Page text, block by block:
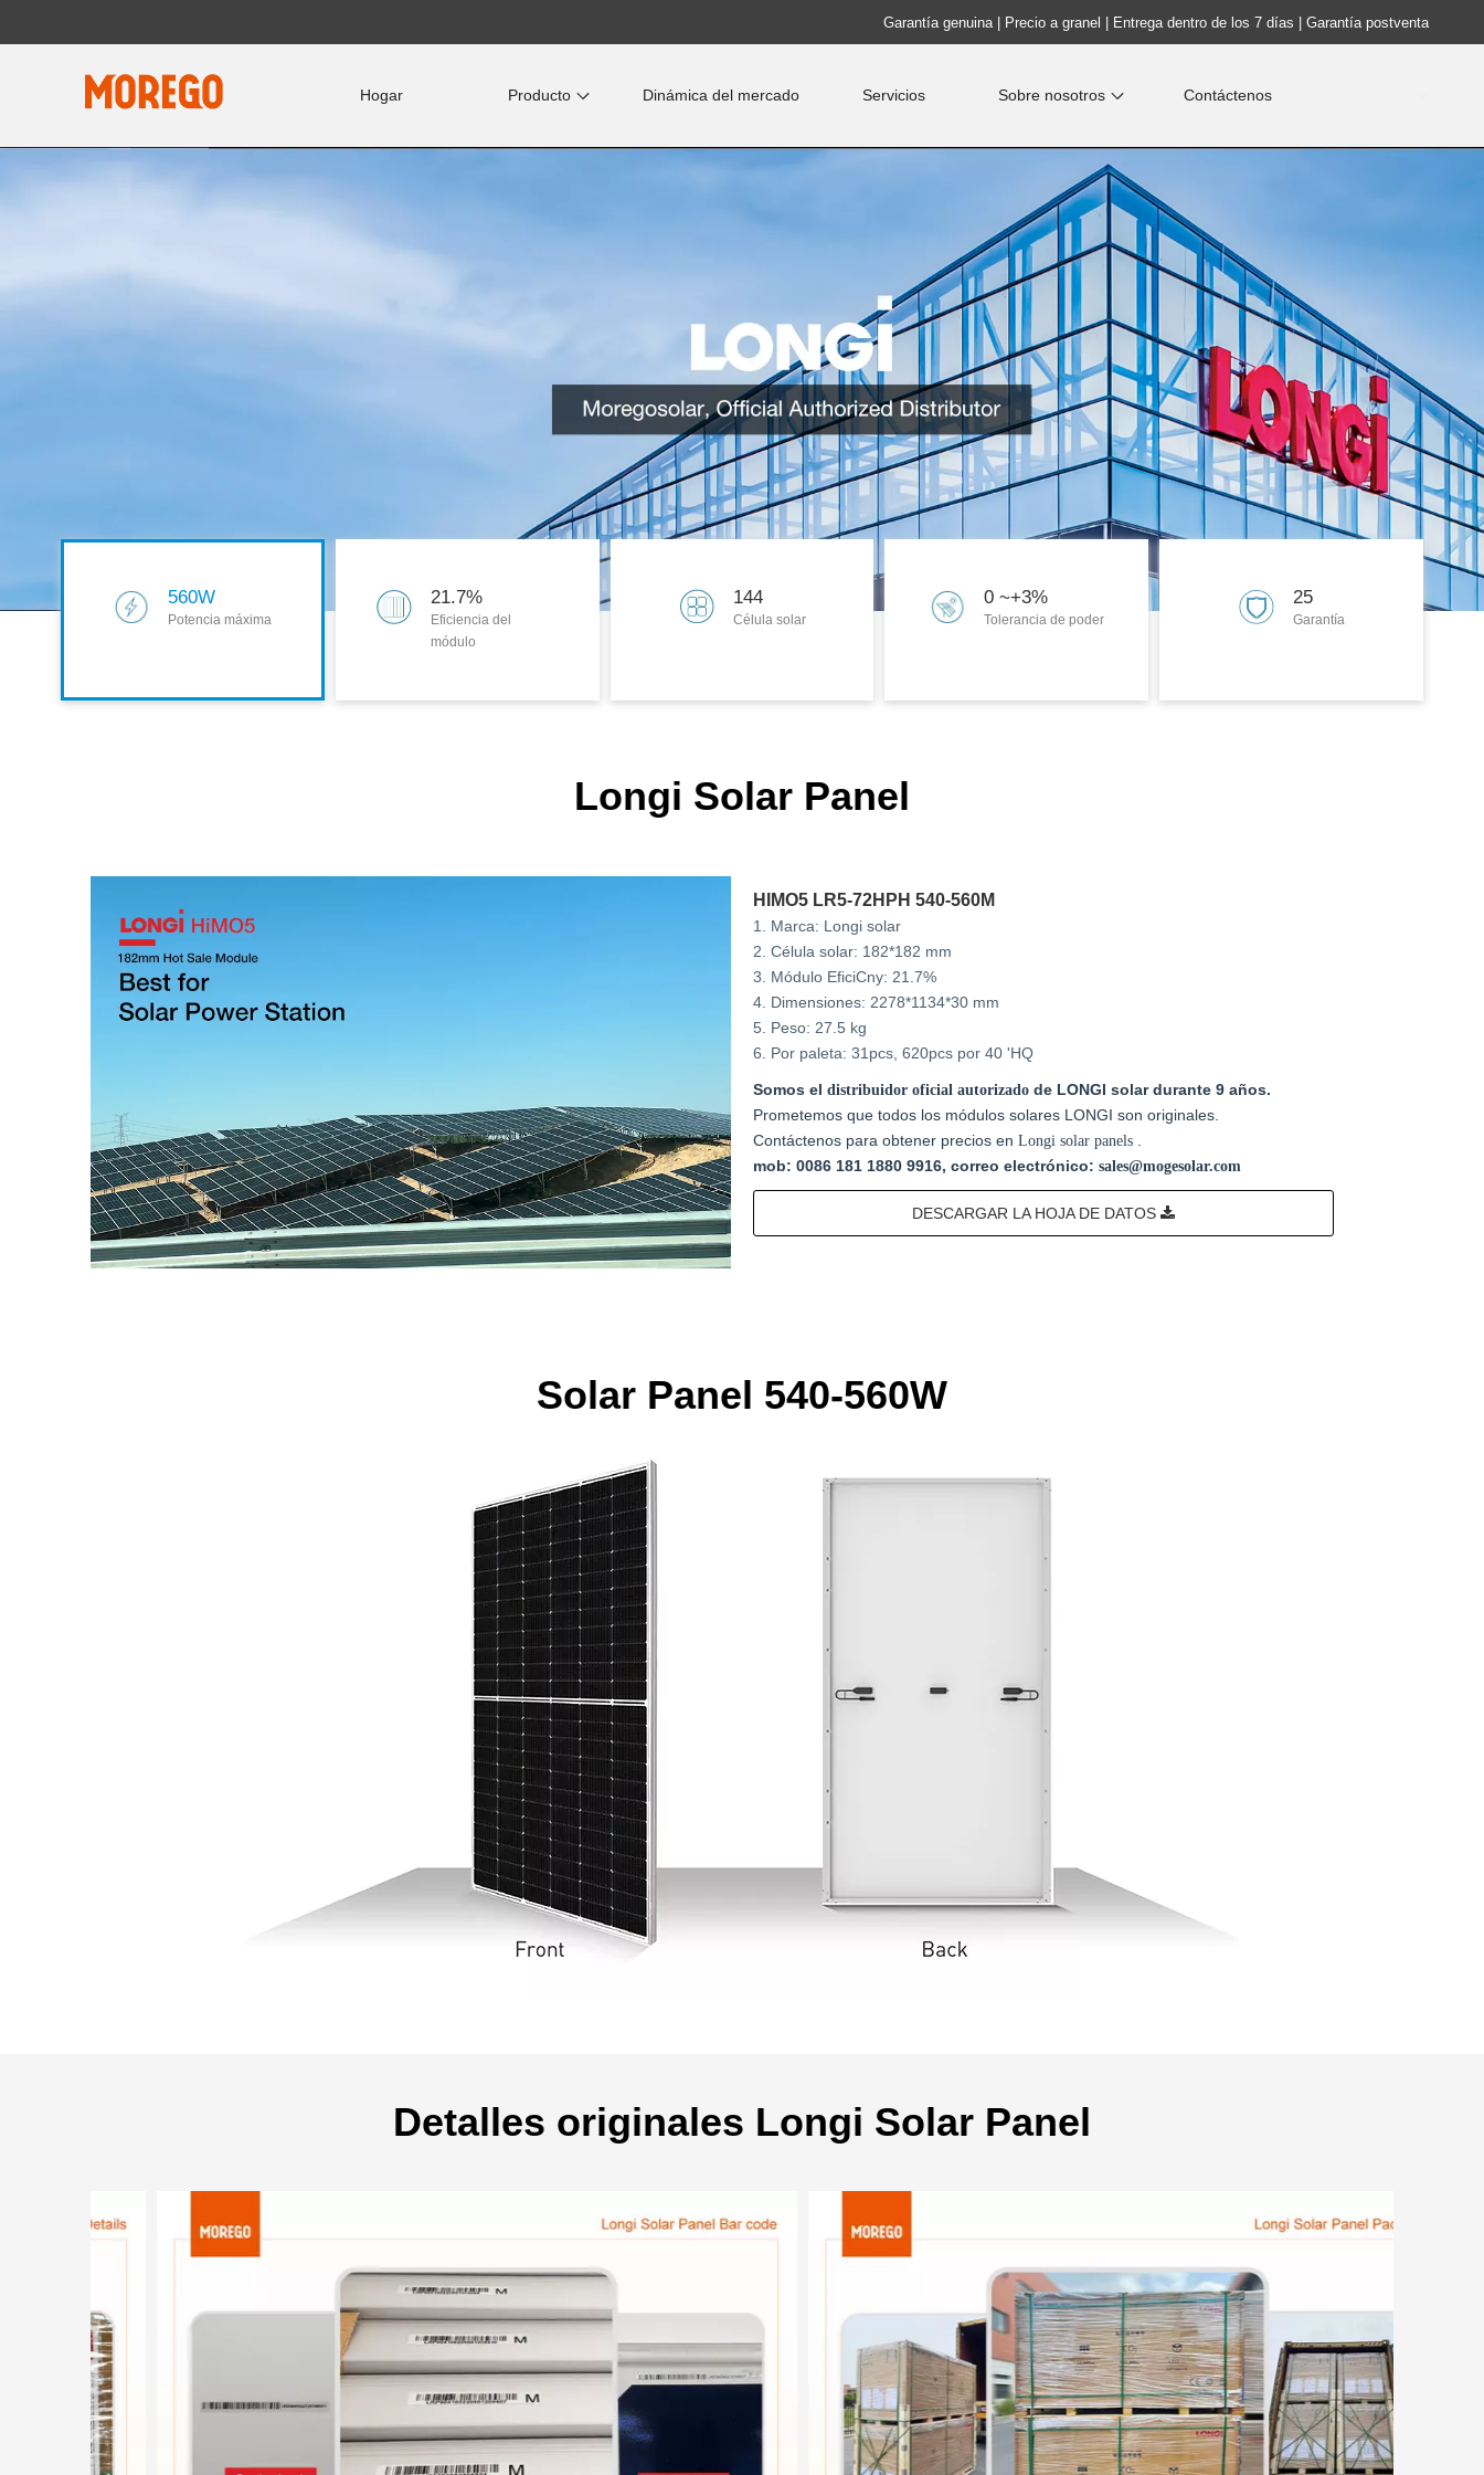
Garantía genuina | Precio a granel | Entrega dentro de los 7 días | Garantía postventa
Hogar Producto Dinámica del mercado Servicios Sobre nosotros Contáctenos
560W
Potencia máxima
21.7%
Eficiencia del
módulo
144
Célula solar
0 ~+3%
Tolerancia de poder
25
Garantía
Longi Solar Panel
HIMO5 LR5-72HPH 540-560M
1. Marca: Longi solar
2. Célula solar: 182*182 mm
3. Módulo EficiCny: 21.7%
4. Dimensiones: 2278*1134*30 mm
5. Peso: 27.5 kg
6. Por paleta: 31pcs, 620pcs por 40 'HQ
Somos el distribuidor oficial autorizado de LONGI solar durante 9 años.
Prometemos que todos los módulos solares LONGI son originales.
Contáctenos para obtener precios en Longi solar panels
mob: 0086 181 1880 9916, correo electrónico: sales@mogesolar.com
DESCARGAR LA HOJA DE DATOS
Solar Panel 540-560W
Detalles originales Longi Solar Panel